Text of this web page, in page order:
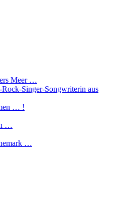
Meer …
Singer-Songwriterin aus
… !
…
…